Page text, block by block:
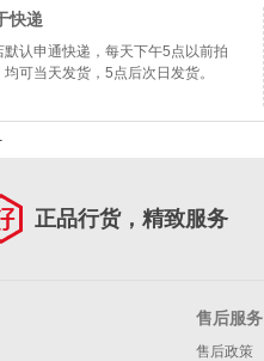
快递
默认申通快递，每天下午5点以前拍
均可当天发货，5点后次日发货。
正品行货，精致服务
售后服务
售后政策